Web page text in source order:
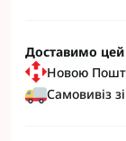
Доставимо цей
Новою
Самовивіз